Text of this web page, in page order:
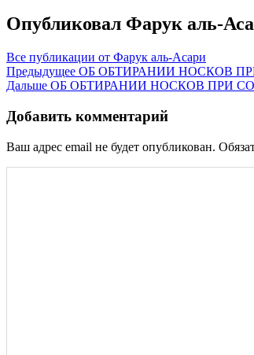
Опубликовал Фарук аль-
Все публикации от Фарук аль-Асари
Навигация
по
записям
Предыдущее ОБ ОБТИРАНИИ НОСКОВ
Дальше ОБ ОБТИРАНИИ НОСКОВ ПРИ
Добавить комментарий
Ваш адрес email не будет опубликован.